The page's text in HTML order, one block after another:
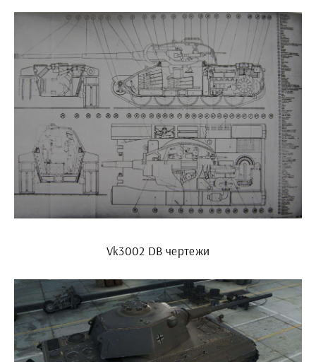
Vk3002 DB чертежи